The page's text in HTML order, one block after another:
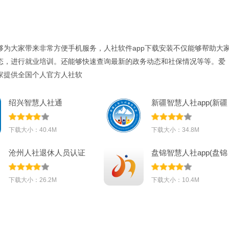
为大家带来非常方便手机服务，人社软件app下载安装不仅能够帮助大
，进行就业培训。还能够快速查询最新的政务动态和社保情况等等。爱
提供全国个人官方人社软
绍兴智慧人社通
app2023最新版v2.24
下载大小：40.4M
新疆智慧人社app(新疆
社保)v2.7.6
下载大小：34.8M
沧州人社退休人员认证
系统appv1.2.
下载大小：26.2M
盘锦智慧人社app(盘锦
社保)v1.1.15
下载大小：10.4M